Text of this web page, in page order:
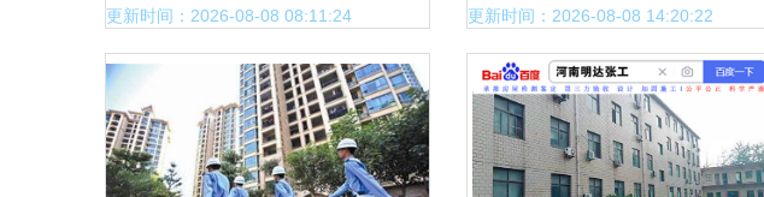
下的物业评估迷思
更新时间：2026-08-08 08:11:24 物业服务评估工作纪实
更新时间：2026-08-08 14:20:22